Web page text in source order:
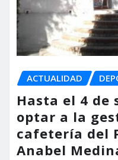
ACTUALIDAD
Hasta el 4 de
optar a la
cafetería del
Anabel